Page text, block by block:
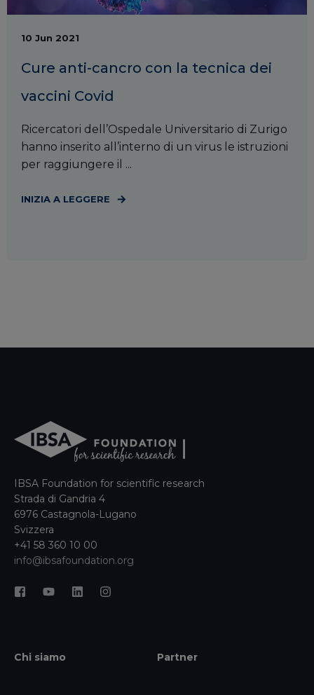
10 Jun 2021
Cure anti-cancro con la tecnica dei
vaccini Covid
Ricercatori dell’Ospedale Universitario di Zurigo
hanno inserito all’interno di un virus le istruzioni
per raggiungere il ...
INIZIA A LEGGERE
IBSA Foundation for scientific research
Strada di Gandria 4
6976 Castagnola-Lugano
Svizzera
+41 58 360 10 00
info@ibsafoundation.org
Chi siamo Partner